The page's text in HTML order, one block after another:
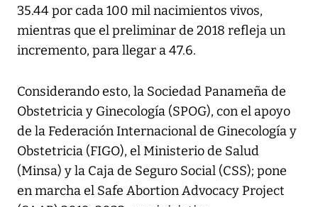
35.44 por cada 100 mil nacimientos vivos,
mientras que el preliminar de 2018 refleja un
incremento, para llegar a 47.6.
Considerando esto, la Sociedad Panameña de
Obstetricia y Ginecología (SPOG), con el apoyo
de la Federación Internacional de Ginecología y
Obstetricia (FIGO), el Ministerio de Salud
(Minsa) y la Caja de Seguro Social (CSS); pone
en marcha el Safe Abortion Advocacy Project